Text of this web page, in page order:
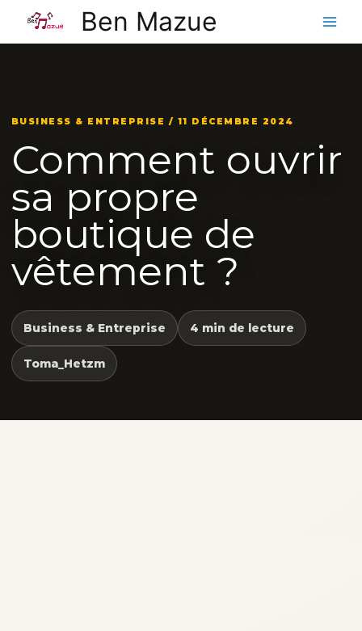
contenu
Ben Mazue
BUSINESS & ENTREPRISE / 11 DÉCEMBRE 2024
Comment ouvrir
sa propre
boutique de
vêtement ?
Business & Entreprise 4 min de lecture
Toma_Hetzm